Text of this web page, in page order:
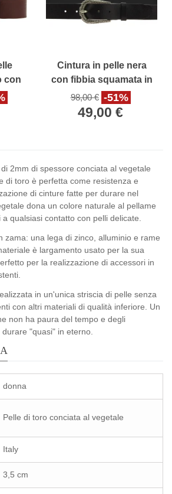
con
in
Cintura in pelle nera
con fibbia squamata in
metallo
98,00 € -51%
49,00 €
2mm di spessore conciata al vegetale
di toro è perfetta come resistenza e
di cinture fatte per durare nel
dona un colore naturale al pellame
qualsiasi contatto con pelli delicate.
zama: una lega di zinco, alluminio e rame
è largamento usato per la sua
per la realizzazione di accessori in
in un'unica striscia di pelle senza
con altri materiali di qualità inferiore. Un
non ha paura del tempo e degli
"quasi" in eterno.
donna
Pelle di toro conciata al vegetale
Italy
3,5 cm